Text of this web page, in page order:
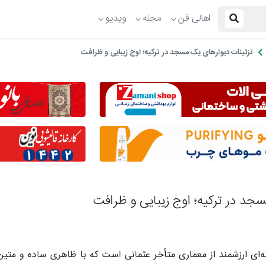
اهالی فن مجله ویدیو
تزئینات دیوارهای یک مسجد در ترکیه؛ اوج زیبایی و ظرافت
در ترکیه؛ اوج زیبایی و ظرافت
ارزشمند از معماری متأخر عثمانی است که با ظاهری ساده و